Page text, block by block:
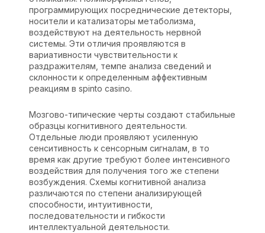
программирующих посреднические детекторы,
носители и катализаторы метаболизма,
воздействуют на деятельность нервной
системы. Эти отличия проявляются в
вариативности чувствительности к
раздражителям, темпе анализа сведений и
склонности к определенным аффективным
реакциям в spinto casino.
Мозгово-типические черты создают стабильные
образцы когнитивного деятельности.
Отдельные люди проявляют усиленную
сенситивность к сенсорным сигналам, в то
время как другие требуют более интенсивного
воздействия для получения того же степени
возбуждения. Схемы когнитивной анализа
различаются по степени анализирующей
способности, интуитивности,
последовательности и гибкости
интеллектуальной деятельности.